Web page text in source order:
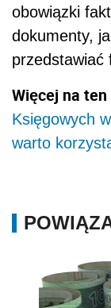
obowiązki
dokumenty,
przedstawiać
Więcej na
Księgowych
warto